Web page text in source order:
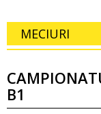
MECIURI
B1